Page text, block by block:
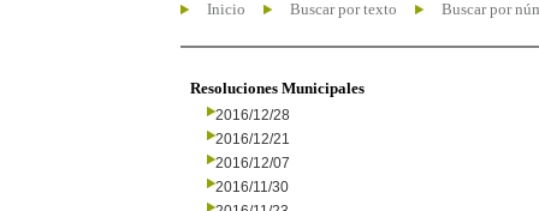
Inicio Buscar por texto Buscar por
Resoluciones Municipales
2016/12/28
2016/12/21
2016/12/07
2016/11/30